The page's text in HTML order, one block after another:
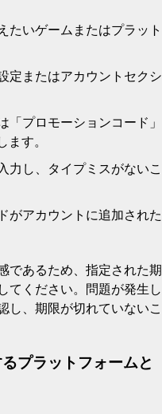
たいゲームまたはプラット
定またはアカウントセクシ
「プロモーションコード」
す。
力し、タイプミスがないこ
がアカウントに追加された
であるため、指定された期
てください。問題が発生し
し、期限が切れていないこ
プラットフォームと